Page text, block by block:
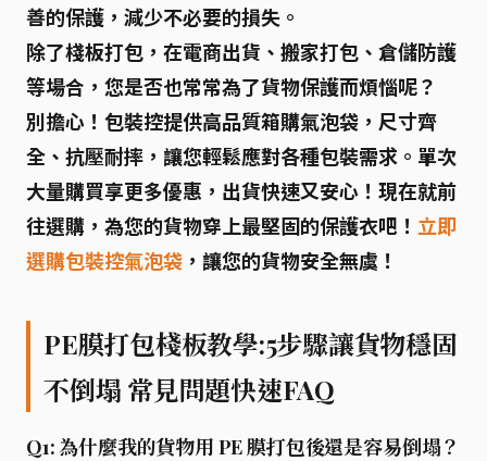
善的保護，減少不必要的損失。
除了棧板打包，在電商出貨、搬家打包、倉儲防護
等場合，您是否也常常為了貨物保護而煩惱呢？
別擔心！ 包裝控提供高品質箱購氣泡袋，尺寸齊
全、抗壓耐摔，讓您輕鬆應對各種包裝需求。單次
大量購買享更多優惠，出貨快速又安心！現在就前
往選購，為您的貨物穿上最堅固的保護衣吧！ 立即
選購包裝控氣泡袋 ，讓您的貨物安全無虞！
PE膜打包棧板教學:5步驟讓貨物穩固
不倒塌 常見問題快速FAQ
Q1: 為什麼我的貨物用 PE 膜打包後還是容易倒塌？